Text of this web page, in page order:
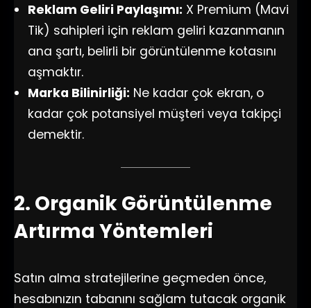
Reklam Geliri Paylaşımı: X Premium (Mavi
Tik) sahipleri için reklam geliri kazanmanın
ana şartı, belirli bir görüntülenme kotasını
aşmaktır.
Marka Bilinirliği: Ne kadar çok ekran, o
kadar çok potansiyel müşteri veya takipçi
demektir.
2. Organik Görüntülenme
Artırma Yöntemleri
Satın alma stratejilerine geçmeden önce,
hesabınızın tabanını sağlam tutacak organik